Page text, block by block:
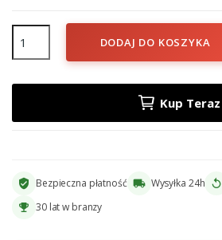
DODAJ DO KOSZYKA
Kup Teraz
verified_user Bezpieczna płatność local_shipping Wysyłka 24h replay
emoji_events 30 lat w branzy